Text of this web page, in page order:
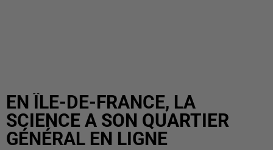
EN ÎLE-DE-FRANCE, LA
SCIENCE A SON QUARTIER
GÉNÉRAL EN LIGNE